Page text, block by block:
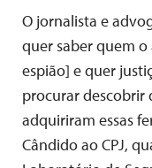
O jornalista e
quer saber quem
espião] e quer
procurar descobrir
adquiriram essas
Cândido ao CPJ,